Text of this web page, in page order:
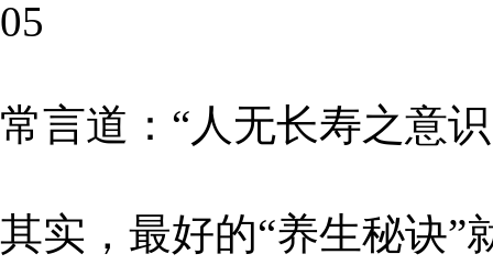
05
常言道：“人无长寿之意
其实，最好的“养生秘诀”